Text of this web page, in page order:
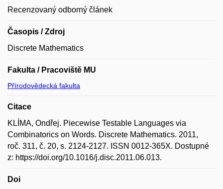
Recenzovaný odborný článek
Časopis / Zdroj
Discrete Mathematics
Fakulta / Pracoviště MU
Přírodovědecká fakulta
Citace
KLÍMA, Ondřej. Piecewise Testable Languages via
Combinatorics on Words. Discrete Mathematics. 2011,
roč. 311, č. 20, s. 2124-2127. ISSN 0012-365X. Dostupné
z: https://doi.org/10.1016/j.disc.2011.06.013.
Doi